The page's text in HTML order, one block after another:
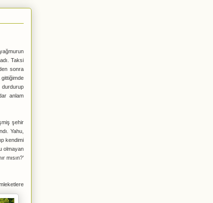
Taksi
sonra
gittiğimde
durdurup
anlam
şehir
Yahu,
kendimi
olmayan
mısın?’